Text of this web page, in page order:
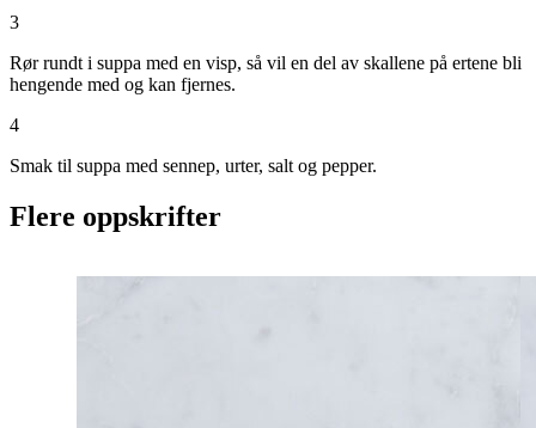
3
Rør rundt i suppa med en visp, så vil en del av skallene på ertene bli
hengende med og kan fjernes.
4
Smak til suppa med sennep, urter, salt og pepper.
Flere oppskrifter